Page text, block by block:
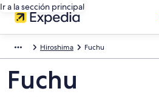
Ir a la sección principal
Hiroshima Fuchu
Fuchu